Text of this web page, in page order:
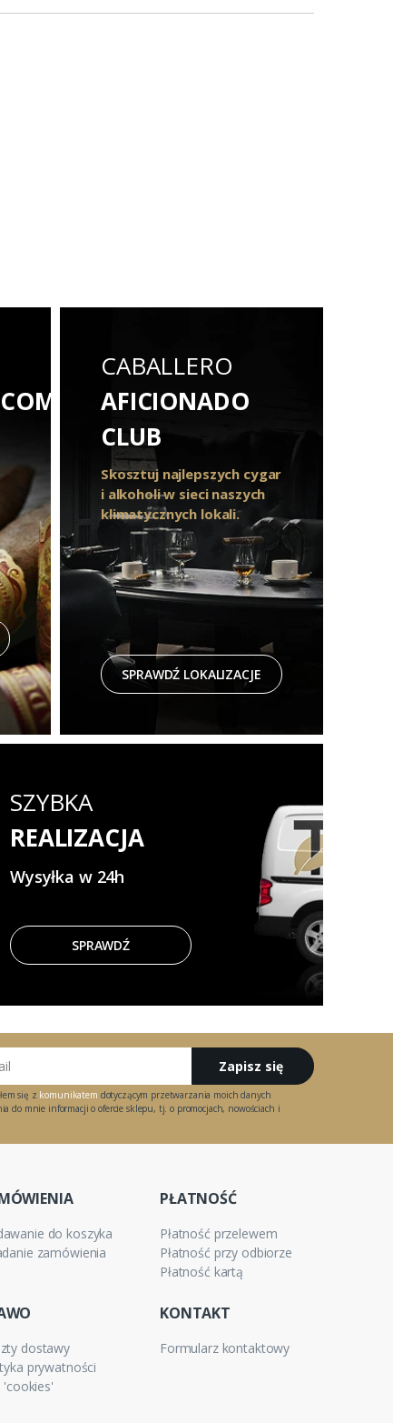
CABALLERO
AFICIONADO
CLUB
Skosztuj najlepszych cygar
i alkoholi w sieci naszych
klimatycznych lokali.
SPRAWDŹ LOKALIZACJE
SZYBKA
REALIZACJA
Wysyłka w 24h
SPRAWDŹ
Zapisz się
się z komunikatem dotyczącym przetwarzania moich danych
do mnie informacji o ofercie sklepu, tj. o promocjach, nowościach i
do koszyka
zamówienia
PŁATNOŚĆ
Płatność przelewem
Płatność przy odbiorze
Płatność kartą
dostawy
prywatności
'cookies'
KONTAKT
Formularz kontaktowy